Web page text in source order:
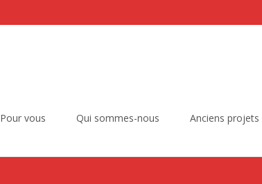
Pour vous Qui sommes-nous Anciens projets